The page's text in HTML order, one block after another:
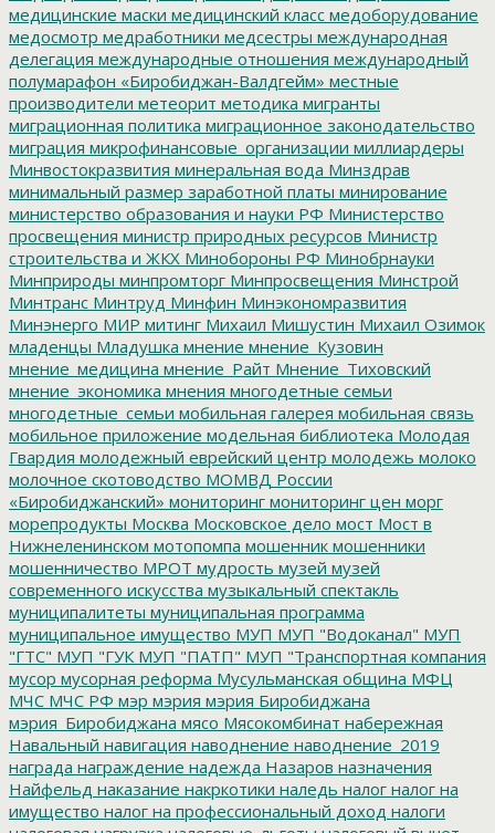
медицинские маски медицинский класс медоборудование
медосмотр медработники медсестры международная
делегация международные отношения международный
полумарафон «Биробиджан-Валдгейм» местные
производители метеорит методика мигранты
миграционная политика миграционное законодательство
миграция микрофинансовые_организации миллиардеры
Минвостокразвития минеральная вода Минздрав
минимальный размер заработной платы минирование
министерство образования и науки РФ Министерство
просвещения министр природных ресурсов Министр
строительства и ЖКХ Минобороны РФ Минобрнауки
Минприроды минпромторг Минпросвещения Минстрой
Минтранс Минтруд Минфин Минэкономразвития
Минэнерго МИР митинг Михаил Мишустин Михаил Озимок
младенцы Младушка мнение мнение_Кузовин
мнение_медицина мнение_Райт Мнение_Тиховский
мнение_экономика мнения многодетные семьи
многодетные_семьи мобильная галерея мобильная связь
мобильное приложение модельная библиотека Молодая
Гвардия молодежный еврейский центр молодежь молоко
молочное скотоводство МОМВД России
«Биробиджанский» мониторинг мониторинг цен морг
морепродукты Москва Московское дело мост Мост в
Нижнеленинском мотопомпа мошенник мошенники
мошенничество МРОТ мудрость музей музей
современного искусства музыкальный спектакль
муниципалитеты муниципальная программа
муниципальное имущество МУП МУП "Водоканал" МУП
"ГТС" МУП "ГУК МУП "ПАТП" МУП "Транспортная компания
мусор мусорная реформа Мусульманская община МФЦ
МЧС МЧС РФ мэр мэрия мэрия Биробиджана
мэрия_Биробиджана мясо Мясокомбинат набережная
Навальный навигация наводнение наводнение_2019
награда награждение надежда Назаров назначения
Найфельд наказание накркотики наледь налог налог на
имущество налог на профессиональный доход налоги